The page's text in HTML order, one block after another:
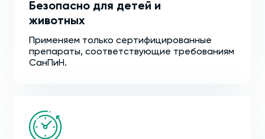
Безопасно для детей и
животных
Применяем только сертифицированные
препараты, соответствующие требованиям
СанПиН.